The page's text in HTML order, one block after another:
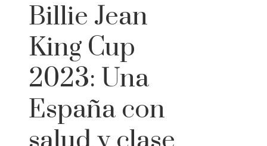
Billie Jean
King Cup
2023: Una
España con